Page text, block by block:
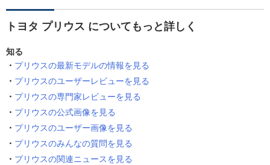
トヨタ プリウス についてもっと詳しく
知る
プリウスの最新モデルの情報を見る
プリウスのユーザーレビューを見る
プリウスの専門家レビューを見る
プリウスの公式画像を見る
プリウスのユーザー画像を見る
プリウスのみんなの質問を見る
プリウスの関連ニュースを見る